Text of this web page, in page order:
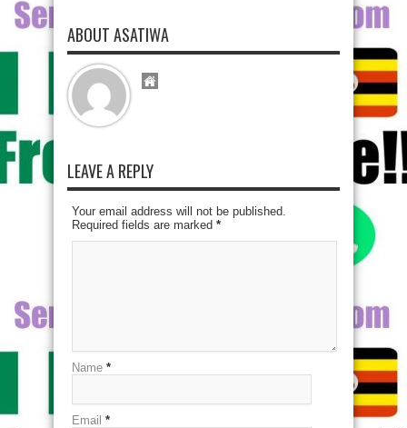
ABOUT ASATIWA
LEAVE A REPLY
Your email address will not be published.
Required fields are marked *
Name *
Email *